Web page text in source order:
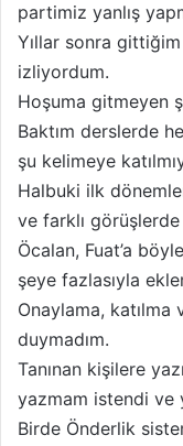
partimiz yanlış
Yıllar sonra
izliyordum.
Hoşuma gitmeyen
Baktım derslerde
şu kelimeye
Halbuki ilk
ve farklı
Öcalan, Fuat’a
şeye fazlasıyla
Onaylama,
duymadım.
Tanınan kişilere
yazmam istendi ve
Birde Önderlik